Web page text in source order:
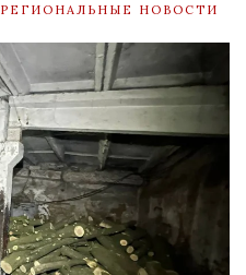
РЕГИОНАЛЬНЫЕ НОВОСТИ